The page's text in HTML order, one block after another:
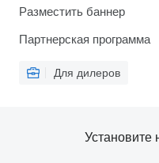
Разместить баннер
Партнерская программа
Для дилеров